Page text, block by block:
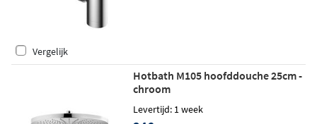
Vergelijk
Hotbath M105 hoofddouche 25cm -
chroom
Levertijd: 1 week